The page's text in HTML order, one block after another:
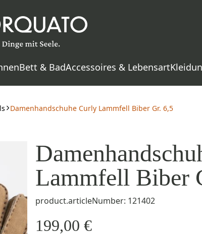
Bett & BadAccessoires & Lebensart
Damenhandschuhe Curly Lammfell Biber Gr. 6,5
Lammfell Biber
product.articleNumber: 121402
199,00 €